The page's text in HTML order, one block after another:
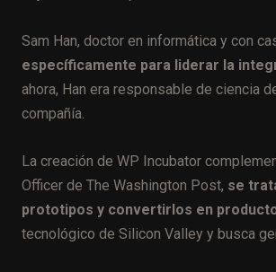
Sam Han, doctor en informática y con
específicamente para liderar la
ahora, Han era responsable de ciencia
compañía.
La creación de WP Incubator
Officer de The Washington Post, se
prototipos y convertirlos en
tecnológico de Silicon Valley y busca